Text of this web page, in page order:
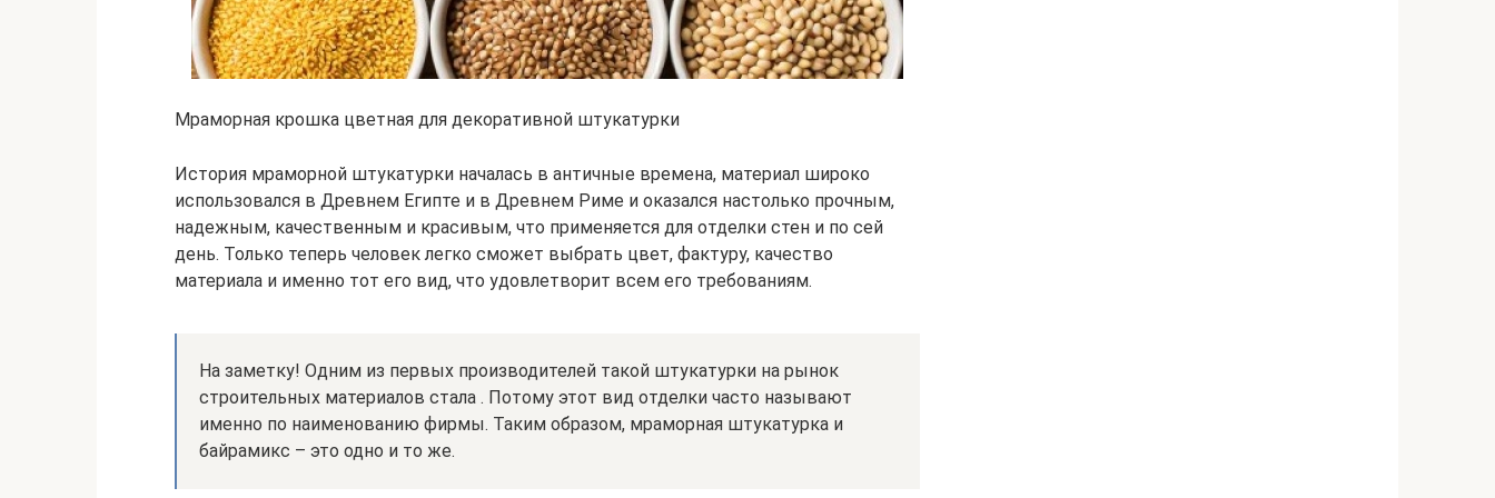
Мраморная крошка цветная для декоративной штукатурки
История мраморной штукатурки началась в античные времена, материал широко
использовался в Древнем Египте и в Древнем Риме и оказался настолько прочным,
надежным, качественным и красивым, что применяется для отделки стен и по сей
день. Только теперь человек легко сможет выбрать цвет, фактуру, качество
материала и именно тот его вид, что удовлетворит всем его требованиям.
На заметку! Одним из первых производителей такой штукатурки на рынок
строительных материалов стала . Потому этот вид отделки часто называют
именно по наименованию фирмы. Таким образом, мраморная штукатурка и
байрамикс – это одно и то же.